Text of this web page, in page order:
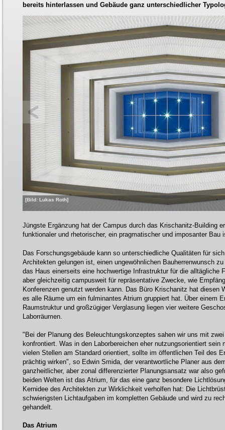
bereits hinterlassen und Gebäude ganz unterschiedlicher
[Bild: Lukas Roth]
Jüngste Ergänzung hat der Campus durch das Krischanitz-Building
funktionaler und rhetorischer, ein pragmatischer und imposanter Bau
Das Forschungsgebäude kann so unterschiedliche Qualitäten für
Architekten gelungen ist, einen ungewöhnlichen Bauherrenwunsch
das Haus einerseits eine hochwertige Infrastruktur für die alltägliche
aber gleichzeitig campusweit für repräsentative Zwecke, wie
Konferenzen genutzt werden kann. Das Büro Krischanitz hat diesen
es alle Räume um ein fulminantes Atrium gruppiert hat. Über einem
Raumstruktur und großzügiger Verglasung liegen vier weitere
Laborräumen.
"Bei der Planung des Beleuchtungskonzeptes sahen wir uns mit
konfrontiert. Was in den Laborbereichen eher nutzungsorientiert sein
vielen Stellen am Standard orientiert, sollte im öffentlichen Teil des
prächtig wirken", so Edwin Smida, der verantwortliche Planer aus
ganzheitlicher, aber zonal differenzierter Planungsansatz war also
beiden Welten ist das Atrium, für das eine ganz besondere
Kernidee des Architekten zur Wirklichkeit verholfen hat: Die
schwierigsten Lichtaufgaben im kompletten Gebäude und wird zu
gehandelt.
Das Atrium